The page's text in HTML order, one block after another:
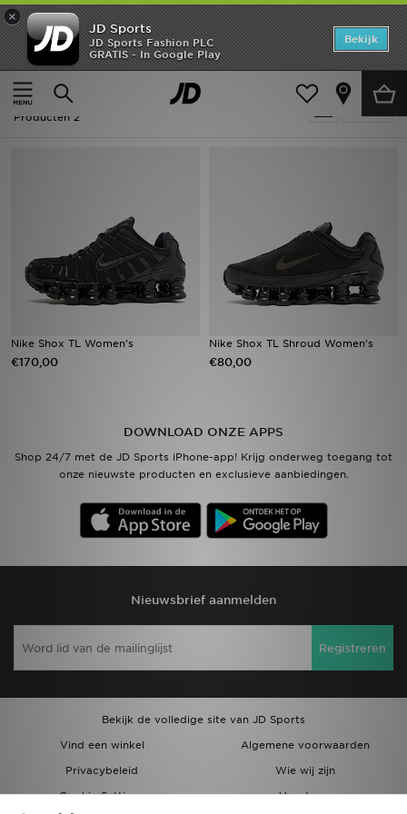
×
JD Sports
JD Sports Fashion PLC
GRATIS - In Google Play
Bekijk
Thuis
Dames
Dames - Zwart Nike Shox
Producten 2
Nike Shox TL Women's
€170,00
Nike Shox TL Shroud Women's
€80,00
DOWNLOAD ONZE APPS
Shop 24/7 met de JD Sports iPhone-app! Krijg onderweg toegang tot
onze nieuwste producten en exclusieve aanbiedingen.
Nieuwsbrief aanmelden
Registreren
Bekijk de volledige site van JD Sports
Vind een winkel
Algemene voorwaarden
Privacybeleid
Wie wij zijn
Cookie Settings
Vacatures
Home
Offers
New In
Collecties
Sports
Wie wij zijn